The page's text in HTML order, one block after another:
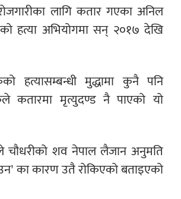
लागि कतार गएका अनिल
हत्या अभियोगमा सन् २०१७ देखि
हत्यासम्बन्धी मुद्धामा कुनै पनि
कतारमा मृत्युदण्ड नै पाएको यो
चौधरीको शव नेपाल लैजान अनुमति
का कारण उतै रोकिएको बताइएको